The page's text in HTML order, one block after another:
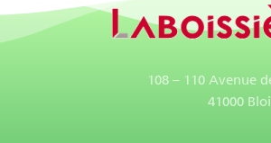
108 – 110 Avenue
41000